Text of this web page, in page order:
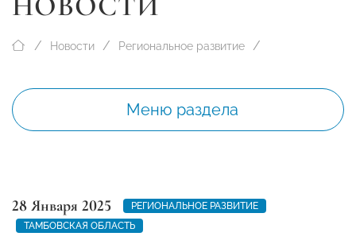
Новости Региональное развитие
Меню раздела
28 Января 2025
РЕГИОНАЛЬНОЕ РАЗВИТИЕ
ТАМБОВСКАЯ ОБЛАСТЬ